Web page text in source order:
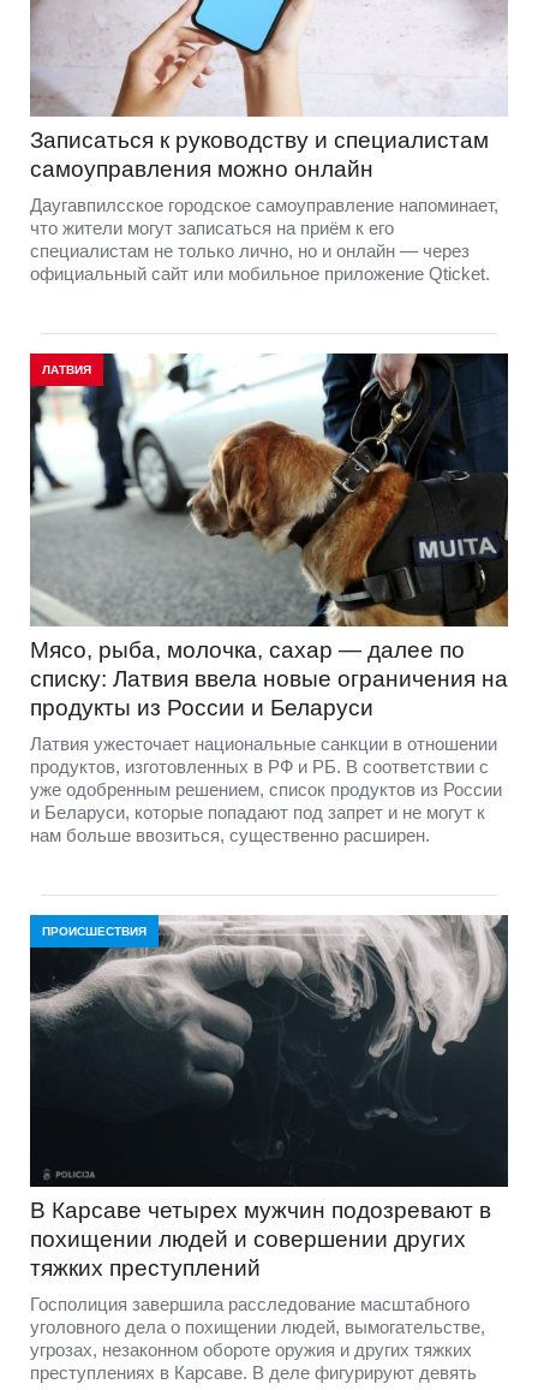
Записаться к руководству и специалистам
самоуправления можно онлайн
Даугавпилсское городское самоуправление напоминает,
что жители могут записаться на приём к его
специалистам не только лично, но и онлайн — через
официальный сайт или мобильное приложение Qticket.
ЛАТВИЯ
Мясо, рыба, молочка, сахар — далее по
списку: Латвия ввела новые ограничения на
продукты из России и Беларуси
Латвия ужесточает национальные санкции в отношении
продуктов, изготовленных в РФ и РБ. В соответствии с
уже одобренным решением, список продуктов из России
и Беларуси, которые попадают под запрет и не могут к
нам больше ввозиться, существенно расширен.
ПРОИСШЕСТВИЯ
В Карсаве четырех мужчин подозревают в
похищении людей и совершении других
тяжких преступлений
Госполиция завершила расследование масштабного
уголовного дела о похищении людей, вымогательстве,
угрозах, незаконном обороте оружия и других тяжких
преступлениях в Карсаве. В деле фигурируют девять